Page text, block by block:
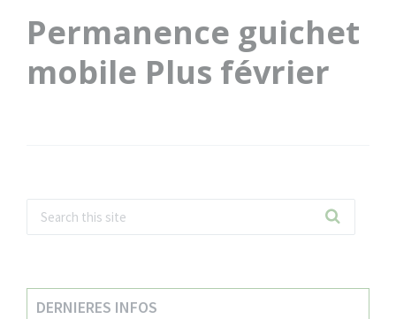
Permanence guichet
mobile Plus février
DERNIERES INFOS